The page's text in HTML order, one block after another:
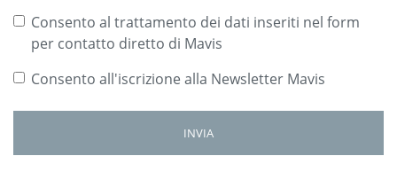
Consento al trattamento dei dati inseriti nel form
per contatto diretto di Mavis
Consento all'iscrizione alla Newsletter Mavis